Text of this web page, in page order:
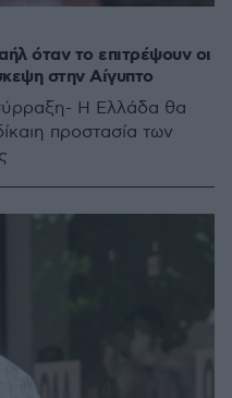
όταν το επιτρέψουν οι
στην Αίγυπτο
Η Ελλάδα θα
προστασία των